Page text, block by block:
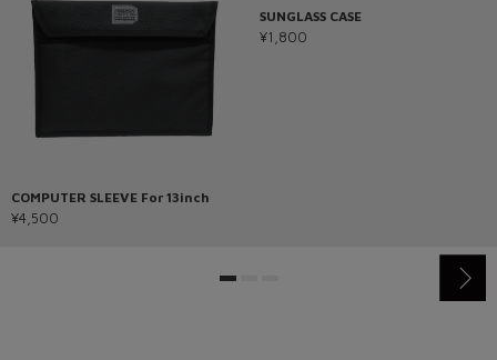
COMPUTER SLEEVE For 13inch
¥4,500
SUNGLASS CASE
¥1,800